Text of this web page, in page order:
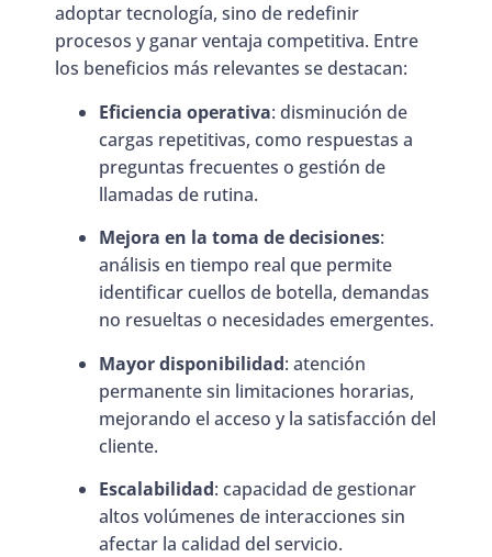
adoptar tecnología, sino de redefinir
procesos y ganar ventaja competitiva. Entre
los beneficios más relevantes se destacan:
Eficiencia operativa: disminución de
cargas repetitivas, como respuestas a
preguntas frecuentes o gestión de
llamadas de rutina.
Mejora en la toma de decisiones:
análisis en tiempo real que permite
identificar cuellos de botella, demandas
no resueltas o necesidades emergentes.
Mayor disponibilidad: atención
permanente sin limitaciones horarias,
mejorando el acceso y la satisfacción del
cliente.
Escalabilidad: capacidad de gestionar
altos volúmenes de interacciones sin
afectar la calidad del servicio.